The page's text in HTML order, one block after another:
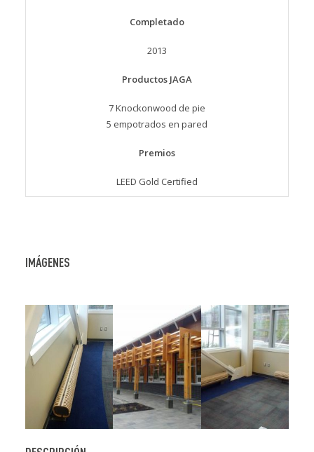
Completado
2013
Productos JAGA
7 Knockonwood de pie
5 empotrados en pared
Premios
LEED Gold Certified
IMÁGENES